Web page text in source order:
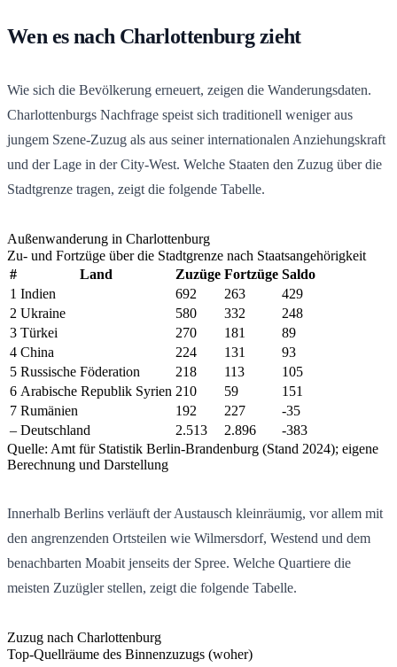
Wen es nach Charlottenburg zieht
Wie sich die Bevölkerung erneuert, zeigen die Wanderungsdaten.
Charlottenburgs Nachfrage speist sich traditionell weniger aus
jungem Szene-Zuzug als aus seiner internationalen Anziehungskraft
und der Lage in der City-West. Welche Staaten den Zuzug über die
Stadtgrenze tragen, zeigt die folgende Tabelle.
Außenwanderung in Charlottenburg
Zu- und Fortzüge über die Stadtgrenze nach Staatsangehörigkeit
#
Land Zuzüge Fortzüge Saldo
1 Indien 692 263
429
2 Ukraine 580 332
248
3 Türkei 270 181
89
4 China 224 131
93
5 Russische Föderation 218 113
105
6 Arabische Republik Syrien 210 59
151
7 Rumänien 192 227
-35
– Deutschland 2.513 2.896
-383
Quelle: Amt für Statistik Berlin-Brandenburg (Stand 2024); eigene
Berechnung und Darstellung
Innerhalb Berlins verläuft der Austausch kleinräumig, vor allem mit
den angrenzenden Ortsteilen wie Wilmersdorf, Westend und dem
benachbarten Moabit jenseits der Spree. Welche Quartiere die
meisten Zuzügler stellen, zeigt die folgende Tabelle.
Zuzug nach Charlottenburg
Top-Quellräume des Binnenzuzugs (woher)